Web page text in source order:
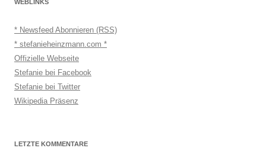
WEBLINKS
* Newsfeed Abonnieren (RSS)
* stefanieheinzmann.com *
Offizielle Webseite
Stefanie bei Facebook
Stefanie bei Twitter
Wikipedia Präsenz
LETZTE KOMMENTARE